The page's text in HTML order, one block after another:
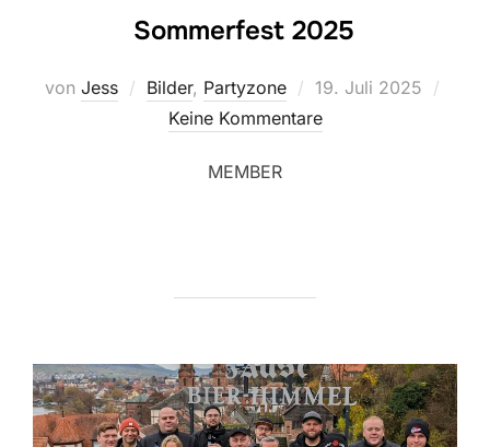
Sommerfest 2025
von Jess Bilder, Partyzone
Veröffentlicht
am
19. Juli 2025
Keine Kommentare
MEMBER